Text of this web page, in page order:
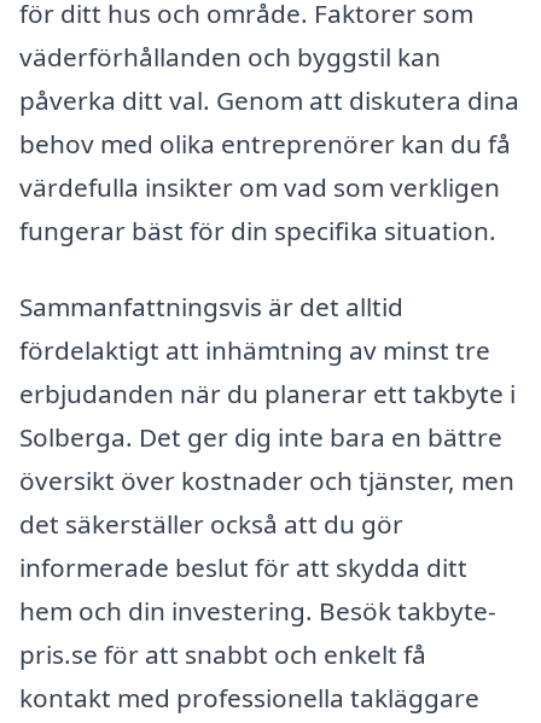
för ditt hus och område. Faktorer som
väderförhållanden och byggstil kan
påverka ditt val. Genom att diskutera dina
behov med olika entreprenörer kan du få
värdefulla insikter om vad som verkligen
fungerar bäst för din specifika situation.
Sammanfattningsvis är det alltid
fördelaktigt att inhämtning av minst tre
erbjudanden när du planerar ett takbyte i
Solberga. Det ger dig inte bara en bättre
översikt över kostnader och tjänster, men
det säkerställer också att du gör
informerade beslut för att skydda ditt
hem och din investering. Besök takbyte-
pris.se för att snabbt och enkelt få
kontakt med professionella takläggare